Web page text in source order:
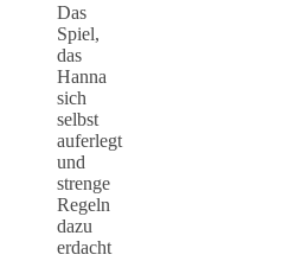
Das
Spiel,
das
Hanna
sich
selbst
auferlegt
und
strenge
Regeln
dazu
erdacht